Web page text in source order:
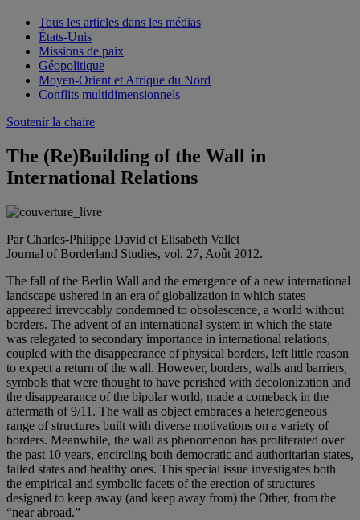
Tous les articles dans les médias
États-Unis
Missions de paix
Géopolitique
Moyen-Orient et Afrique du Nord
Conflits multidimensionnels
Soutenir la chaire
The (Re)Building of the Wall in
International Relations
Par Charles-Philippe David et Elisabeth Vallet
Journal of Borderland Studies, vol. 27, Août 2012.
The fall of the Berlin Wall and the emergence of a new international
landscape ushered in an era of globalization in which states
appeared irrevocably condemned to obsolescence, a world without
borders. The advent of an international system in which the state
was relegated to secondary importance in international relations,
coupled with the disappearance of physical borders, left little reason
to expect a return of the wall. However, borders, walls and barriers,
symbols that were thought to have perished with decolonization and
the disappearance of the bipolar world, made a comeback in the
aftermath of 9/11. The wall as object embraces a heterogeneous
range of structures built with diverse motivations on a variety of
borders. Meanwhile, the wall as phenomenon has proliferated over
the past 10 years, encircling both democratic and authoritarian states,
failed states and healthy ones. This special issue investigates both
the empirical and symbolic facets of the erection of structures
designed to keep away (and keep away from) the Other, from the
“near abroad.”